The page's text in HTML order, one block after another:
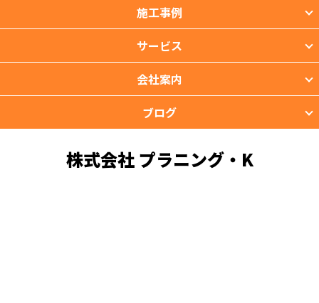
施工事例
サービス
会社案内
ブログ
株式会社 プラニング・K